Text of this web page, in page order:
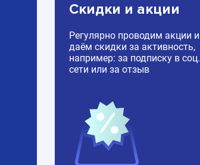
Скидки и акции
Регулярно проводим акции и
даём скидки за активность,
например: за подписку в соц.
сети или за отзыв